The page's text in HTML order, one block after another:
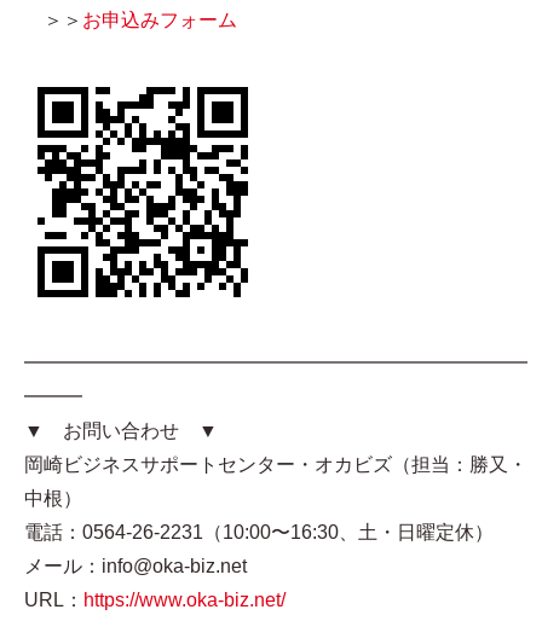
＞＞ お申込みフォーム
━━━━━━━━━━━━━━━━━━━━━━━━━━
━━━
▼ お問い合わせ ▼
岡崎ビジネスサポートセンター・オカビズ（担当：勝又・
中根）
電話：0564-26-2231（10:00〜16:30、土・日曜定休）
メール：info@oka-biz.net
URL： https://www.oka-biz.net/